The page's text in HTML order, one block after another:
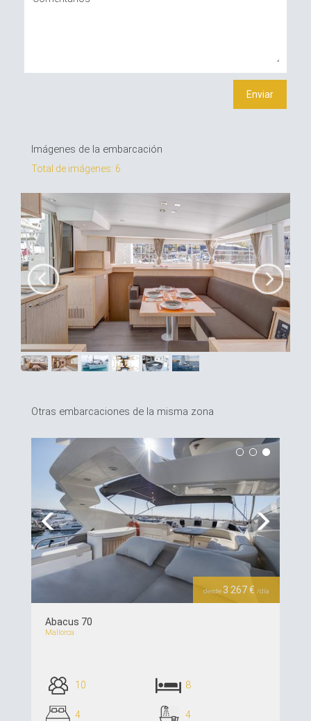
Imágenes de la embarcación
Total de imágenes: 6
Otras embarcaciones de la misma zona
Previous Next
desde 3 267 € /día
Abacus 70
Mallorca
10 8
4 4